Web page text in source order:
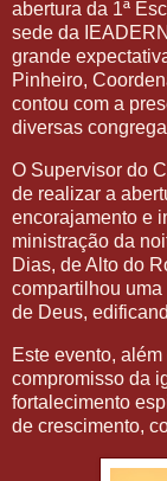
abertura da 1ª
sede da
grande
Pinheiro,
contou com a
diversas
O Supervisor do
de realizar a
encorajamento e
ministração da
Dias, de Alto do
compartilhou
de Deus,
Este evento,
compromisso da
fortalecimento
de crescimento,